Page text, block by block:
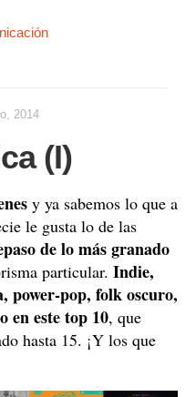
2014
(I)
y ya sabemos lo que a
le gusta lo de las
de lo más granado
particular. Indie,
power-pop, folk oscuro,
en este top 10, que
hasta 15. ¡Y los que